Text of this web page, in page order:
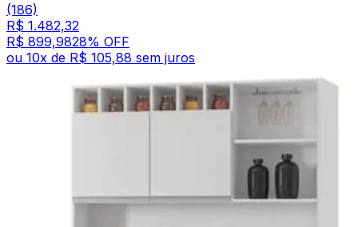
(186)
R$ 1.482,32
R$ 899,9828% OFF
ou 10x de R$ 105,88 sem juros